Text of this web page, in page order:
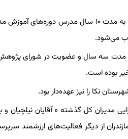
سرپرست منصوب شده اداره کل، کار و رفاه اجتماعی استان
می‌شود.
سه سال و عضویت در شورای پژوهش و
بوده است.
نکا را نیز عهده‌دار بود.
مدیران کل گذشته « آقایان نیلچیان
از دیگر فعالیت‌های ارزشمند